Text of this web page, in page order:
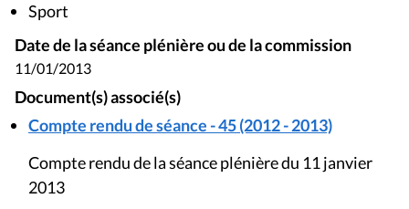
Sport
Date de la séance plénière ou de la commission
11/01/2013
Document(s) associé(s)
Compte rendu de séance - 45 (2012 - 2013)
Compte rendu de la séance plénière du 11 janvier
2013